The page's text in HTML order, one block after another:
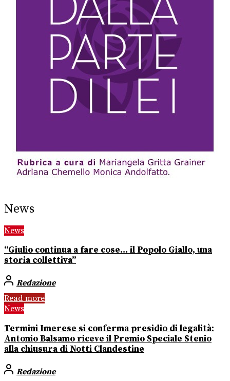
News
News
“Giulio continua a fare cose… il Popolo Giallo, una
storia collettiva”
Redazione
Read more
News
Termini Imerese si conferma presidio di legalità:
Antonio Balsamo riceve il Premio Speciale Stenio
alla chiusura di Notti Clandestine
Redazione